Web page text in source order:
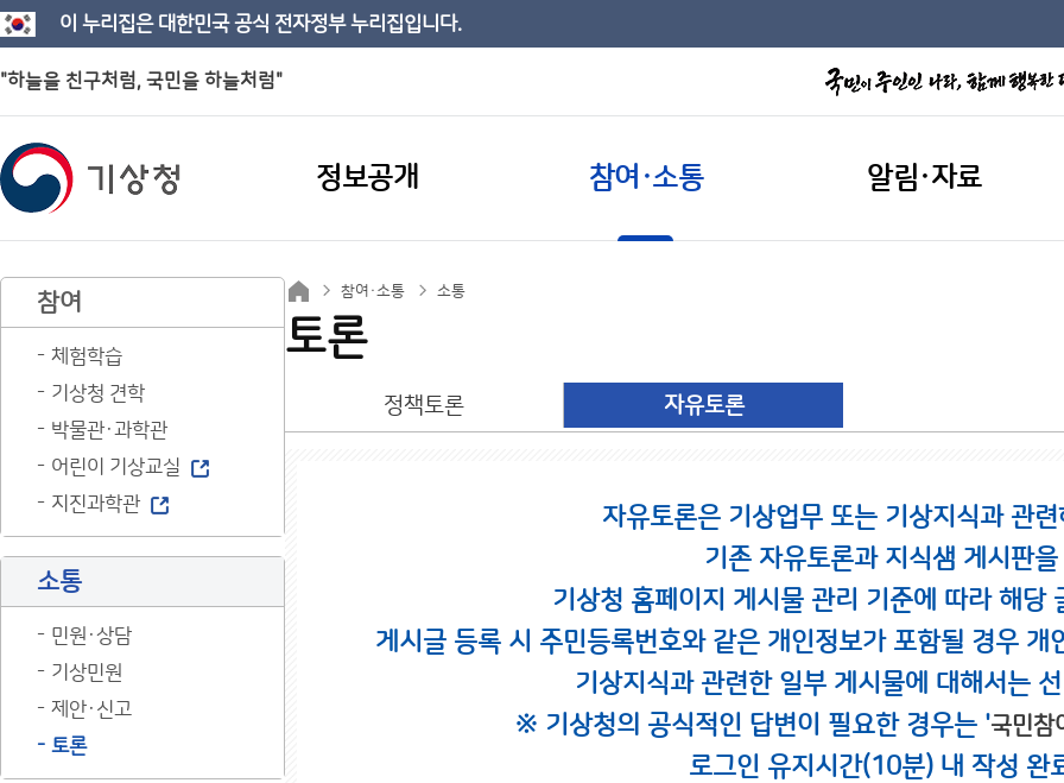
이 누리집은 대한민국 공식 전자정부 누리집입니다.
"하늘을 친구처럼, 국민을 하늘처럼"
정보공개 참여·소통 알림·자료
참여
체험학습
기상청 견학
박물관·과학관
어린이 기상교실
지진과학관
소통
민원·상담
기상민원
제안·신고
토론
참여·소통 소통
토론
정책토론 자유토론
자유토론은 기상업무 또는 기상지식과 관
기존 자유토론과 지식샘 게시판
기상청 홈페이지 게시물 관리 기준에 따라 해당
게시글 등록 시 주민등록번호와 같은 개인정보가 포함될 경우
기상지식과 관련한 일부 게시물에 대해서는
※ 기상청의 공식적인 답변이 필요한 경우는 '국민참
로그인 유지시간(10분) 내 작성 완